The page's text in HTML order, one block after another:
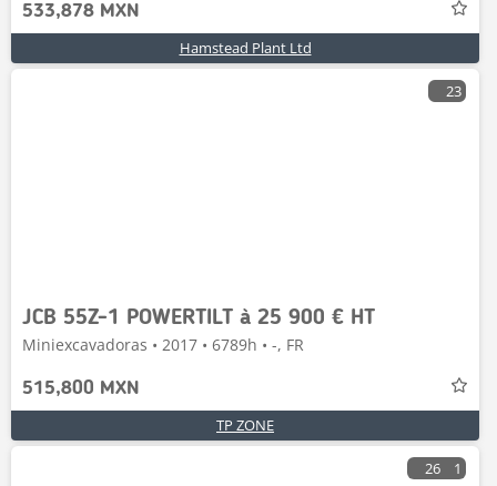
533,878 MXN
Hamstead Plant Ltd
23
JCB 55Z-1 POWERTILT à 25 900 € HT
Miniexcavadoras • 2017 • 6789h • -, FR
515,800 MXN
TP ZONE
26 1